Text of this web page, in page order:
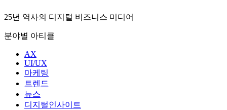
25년 역사의 디지털 비즈니스 미디어
분야별 아티클
AX
UI/UX
마케팅
트렌드
뉴스
디지털인사이트